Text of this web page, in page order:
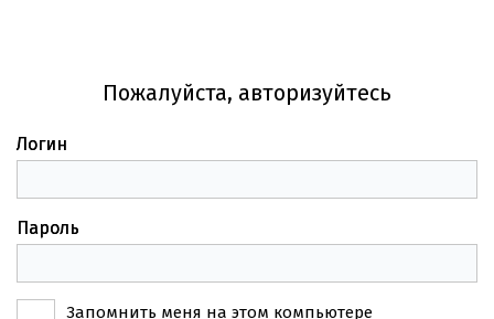
Пожалуйста, авторизуйтесь
Логин
Пароль
Запомнить меня на этом компьютере